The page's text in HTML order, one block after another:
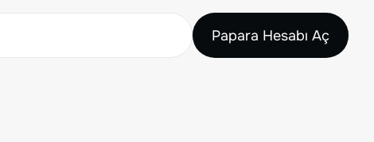
Papara Hesabı Aç